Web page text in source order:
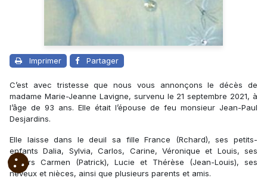
Imprimer Partager
C’est avec tristesse que nous vous annonçons le décès de
madame Marie-Jeanne Lavigne, survenu le 21 septembre 2021, à
l’âge de 93 ans. Elle était l’épouse de feu monsieur Jean-Paul
Desjardins.
Elle laisse dans le deuil sa fille France (Rchard), ses petits-
enfants Dalia, Sylvia, Carlos, Carine, Véronique et Louis, ses
soeurs Carmen (Patrick), Lucie et Thérèse (Jean-Louis), ses
neveux et nièces, ainsi que plusieurs parents et amis.